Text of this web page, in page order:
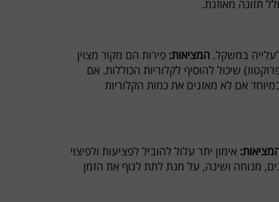
תזונה מאוזנת.
במשקל. המציאות: פירות הם מקור מצוין
שיכול להוסיף לקלוריות הכוללות. אם
אם לא מאזנים את כמות הקלוריות
אימון יתר עלול להוביל לפציעות ולפיצוי
מנוחה ושינה, על מנת לתת לגוף את הזמן